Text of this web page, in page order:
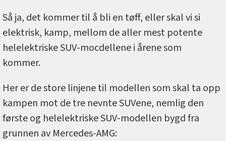
Så ja, det kommer til å bli en tøff, eller skal vi si
elektrisk, kamp, mellom de aller mest potente
helelektriske SUV-mocdellene i årene som
kommer.
Her er de store linjene til modellen som skal ta opp
kampen mot de tre nevnte SUVene, nemlig den
første og helelektriske SUV-modellen bygd fra
grunnen av Mercedes-AMG: